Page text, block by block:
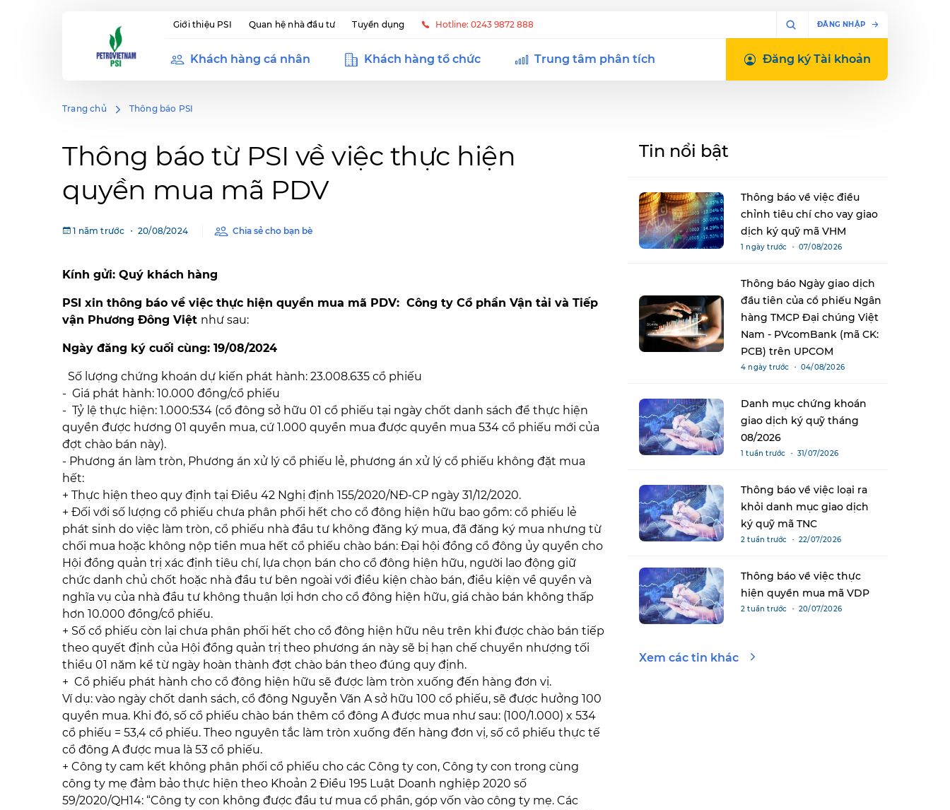
Giới thiệu PSI Quan hệ nhà đầu tư Tuyển dụng Hotline: 0243 9872 888 ĐĂNG NHẬP
Khách hàng cá nhân Khách hàng tổ chức Trung tâm phân tích Đăng kýTài khoản
Trang chủ Thông báo PSI
Thông báo từ PSI về việc thực hiện
quyền mua mã PDV
1 năm trước ・ 20/08/2024 Chia sẻ cho bạn bè
Kính gửi: Quý khách hàng
PSI xin thông báo về việc thực hiện quyền mua mã PDV: Công ty Cổ phần Vận tải và Tiếp
vận Phương Đông Việt như sau:
Ngày đăng ký cuối cùng: 19/08/2024
Số lượng chứng khoán dự kiến phát hành: 23.008.635 cổ phiếu
- Giá phát hành: 10.000 đồng/cổ phiếu
- Tỷ lệ thực hiện: 1.000:534 (cổ đông sở hữu 01 cổ phiếu tại ngày chốt danh sách để thực hiện
quyền được hương 01 quyền mua, cứ 1.000 quyền mua được quyền mua 534 cổ phiếu mới của
đợt chào bán này).
- Phương án làm tròn, Phương án xử lý cổ phiếu lẻ, phương án xử lý cổ phiếu không đặt mua
hết:
+ Thực hiện theo quy định tại Điều 42 Nghị định 155/2020/NĐ-CP ngày 31/12/2020.
+ Đối với số lượng cổ phiếu chưa phân phối hết cho cổ đông hiện hữu bao gồm: cổ phiếu lẻ
phát sinh do việc làm tròn, cổ phiếu nhà đầu tư không đăng ký mua, đã đăng ký mua nhưng từ
chối mua hoặc không nộp tiền mua hết cổ phiếu chào bán: Đại hội đồng cổ đông ủy quyền cho
Hội đồng quản trị xác định tiêu chí, lựa chọn bán cho cổ đông hiện hữu, người lao động giữ
chức danh chủ chốt hoặc nhà đầu tư bên ngoài với điều kiện chào bán, điều kiện về quyền và
nghĩa vụ của nhà đầu tư không thuận lợi hơn cho cổ đông hiện hữu, giá chào bán không thấp
hơn 10.000 đồng/cổ phiếu.
+ Số cổ phiếu còn lại chưa phân phối hết cho cổ đông hiện hữu nêu trên khi được chào bán tiếp
theo quyết định của Hội đồng quản trị theo phương án này sẽ bị hạn chế chuyển nhượng tối
thiểu 01 năm kể từ ngày hoàn thành đợt chào bán theo đúng quy định.
+ Cổ phiếu phát hành cho cổ đông hiện hữu sẽ được làm tròn xuống đến hàng đơn vị.
Ví dụ: vào ngày chốt danh sách, cổ đông Nguyễn Văn A sở hữu 100 cổ phiếu, sẽ được hưởng 100
quyền mua. Khi đó, số cổ phiếu chào bán thêm cổ đông A được mua như sau: (100/1.000) x 534
cổ phiếu = 53,4 cổ phiếu. Theo nguyên tắc làm tròn xuống đến hàng đơn vị, số cổ phiếu thực tế
cổ đông A được mua là 53 cổ phiếu.
+ Công ty cam kết không phân phối cổ phiếu cho các Công ty con, Công ty con trong cùng
công ty mẹ đảm bảo thực hiện theo Khoản 2 Điều 195 Luật Doanh nghiệp 2020 số
59/2020/QH14: “Công ty con không được đầu tư mua cổ phần, góp vốn vào công ty mẹ. Các
Tin nổi bật
Thông báo về việc điều
chỉnh tiêu chí cho vay giao
dịch ký quỹ mã VHM
1 ngày trước ・ 07/08/2026
Thông báo Ngày giao dịch
đầu tiên của cổ phiếu Ngân
hàng TMCP Đại chúng Việt
Nam - PVcomBank (mã CK:
PCB) trên UPCOM
4 ngày trước ・ 04/08/2026
Danh mục chứng khoán
giao dịch ký quỹ tháng
08/2026
1 tuần trước ・ 31/07/2026
Thông báo về việc loại ra
khỏi danh mục giao dịch
ký quỹ mã TNC
2 tuần trước ・ 22/07/2026
Thông báo về việc thực
hiện quyền mua mã VDP
2 tuần trước ・ 20/07/2026
Xem các tin khác